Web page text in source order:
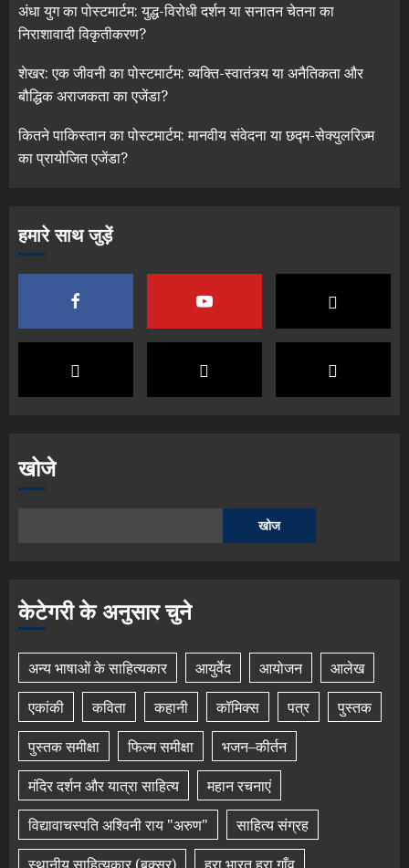
अंधा युग का पोस्टमार्टम: युद्ध-विरोधी दर्शन या सनातन चेतना का
निराशावादी विकृतीकरण?
शेखर: एक जीवनी का पोस्टमार्टम: व्यक्ति-स्वातंत्र्य या अनैतिकता और
बौद्धिक अराजकता का एजेंडा?
कितने पाकिस्तान का पोस्टमार्टम: मानवीय संवेदना या छद्म-सेक्युलरिज़्म
का प्रायोजित एजेंडा?
हमारे साथ जुड़ें
खोजे
खोज
केटेगरी के अनुसार चुने
अन्य भाषाओं के साहित्यकार आयुर्वेद आयोजन
आलेख
एकांकी
कविता कहानी कॉमिक्स पत्र
पुस्तक
पुस्तक समीक्षा
फिल्म समीक्षा
भजन–कीर्तन
मंदिर दर्शन और यात्रा साहित्य
महान रचनाएं
विद्यावाचस्पति अश्विनी राय "अरुण"
साहित्य संग्रह